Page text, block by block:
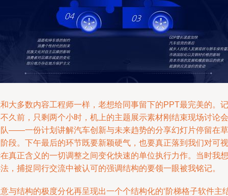
大多数内容工程师一样，老想给同事留下的PPT最完美的。记
久前，只剩两个小时，机上的主题展示素材刚结束现场讨论会
——一份计划讲解汽车创新与未来趋势的分享幻灯片停留在草
段。下午最后的环节既要新颖硬气，也要真正落到我们对可视
真正含义的一切调整之间变化快速的单位执行力作。当时我想
，捕捉同行交流中被认可的强调结构的要领一眼被我铭记。
与结构的极度分化再呈现出一个个结构化的‘阶梯格子软件主